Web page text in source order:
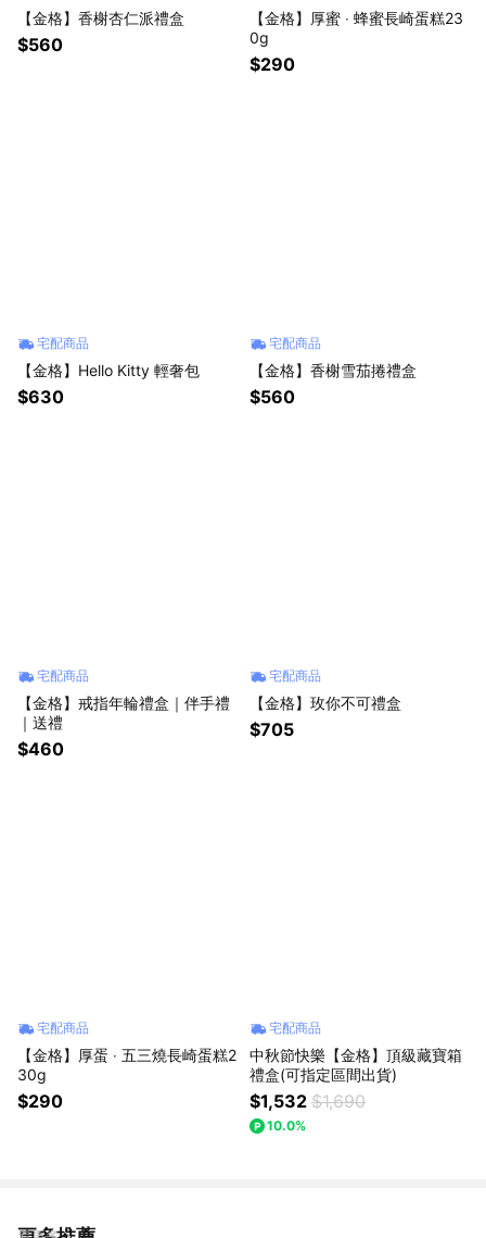
【金格】香榭杏仁派禮盒
$560
【金格】厚蜜 ‧ 蜂蜜長崎蛋糕23
0g
$290
宅配商品
【金格】Hello Kitty 輕奢包
$630
宅配商品
【金格】香榭雪茄捲禮盒
$560
宅配商品
【金格】戒指年輪禮盒｜伴手禮
｜送禮
$460
宅配商品
【金格】玫你不可禮盒
$705
宅配商品
【金格】厚蛋 ‧ 五三燒長崎蛋糕2
30g
$290
宅配商品
中秋節快樂【金格】頂級藏寶箱
禮盒(可指定區間出貨)
$1,532 $1,690
10.0%